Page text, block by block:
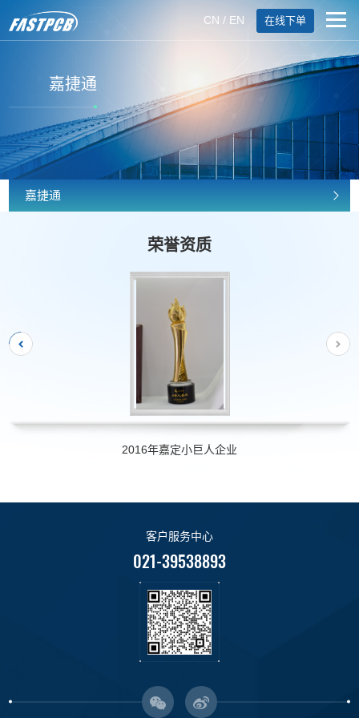
在线下单
CN / EN
嘉捷通
嘉捷通
荣誉资质
2016年嘉定小巨人企业
客户服务中心
021-39538893